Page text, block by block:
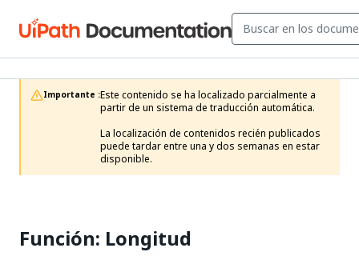
Importante :Este contenido se ha localizado parcialmente a
partir de un sistema de traducción automática.
La localización de contenidos recién publicados
puede tardar entre una y dos semanas en estar
disponible.
Función: Longitud